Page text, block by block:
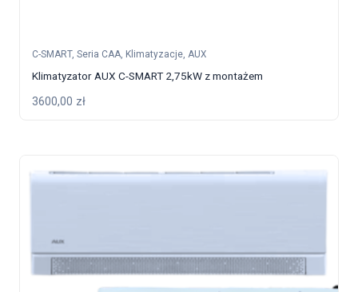
C-SMART,Seria CAA, Klimatyzacje,AUX
Klimatyzator AUX C-SMART 2,75kW z montażem
3600,00 zł